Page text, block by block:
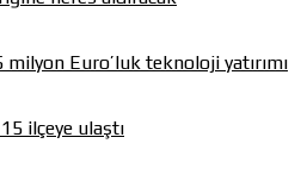
Euro’luk teknoloji yatırımı
ilçeye ulaştı